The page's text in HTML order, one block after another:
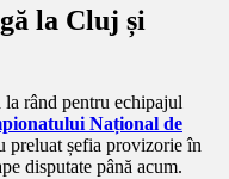
la Cluj și
rând pentru echipajul
Național de
preluat șefia provizorie în
disputate până acum.